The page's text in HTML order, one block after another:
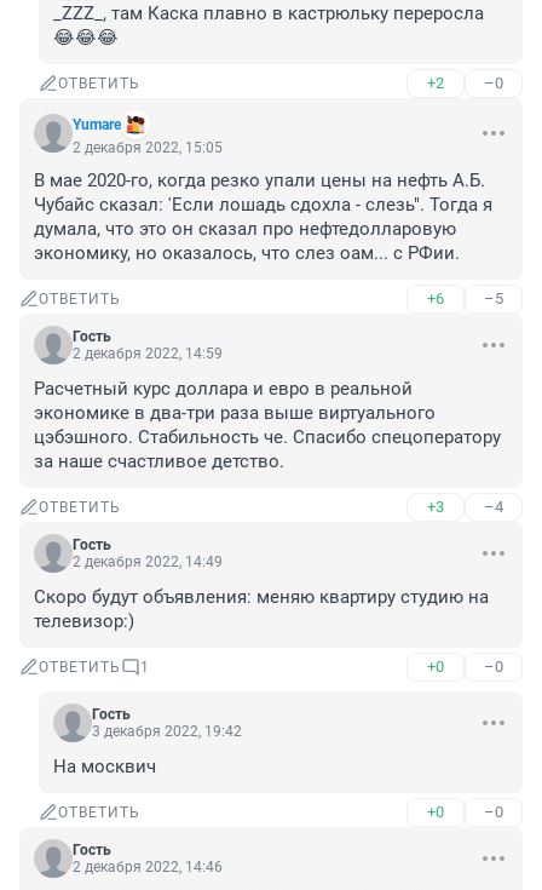
_ZZZ_, там Каска плавно в кастрюльку переросла
😂😂😂
ОТВЕТИТЬ +2 –0
Yumare
2 декабря 2022, 15:05
В мае 2020-го, когда резко упали цены на нефть А.Б.
Чубайс сказал: 'Если лошадь сдохла - слезь". Тогда я
думала, что это он сказал про нефтедолларовую
экономику, но оказалось, что слез оам... с РФии.
ОТВЕТИТЬ +6 –5
Гость
2 декабря 2022, 14:59
Расчетный курс доллара и евро в реальной
экономике в два-три раза выше виртуального
цэбэшного. Стабильность че. Спасибо спецоператору
за наше счастливое детство.
ОТВЕТИТЬ +3 –4
Гость
2 декабря 2022, 14:49
Скоро будут объявления: меняю квартиру студию на
телевизор:)
ОТВЕТИТЬ 1 +0 –0
Гость
3 декабря 2022, 19:42
На москвич
ОТВЕТИТЬ +0 –0
Гость
2 декабря 2022, 14:46